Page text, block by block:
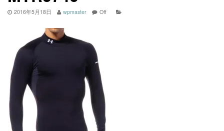
2016年5月18日 wpmaster Off